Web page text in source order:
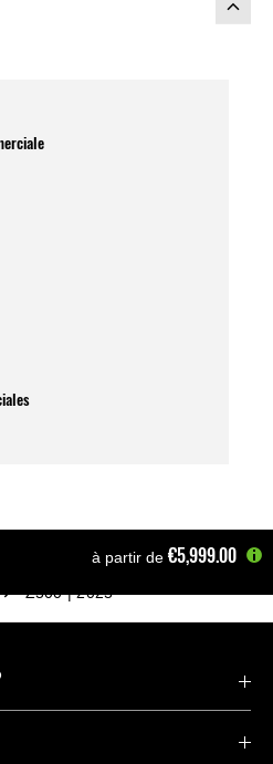
à partir de €5,999.00
Z500 | 2025